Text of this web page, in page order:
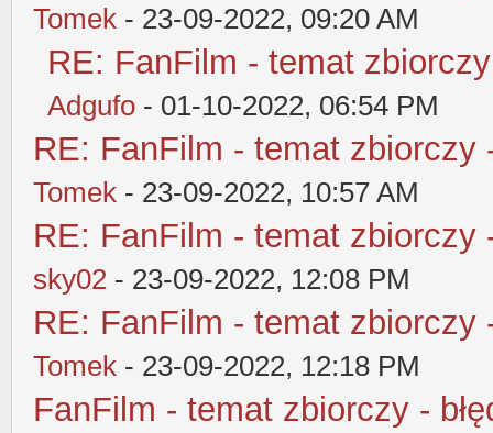
Tomek - 23-09-2022, 09:20 AM
RE: FanFilm - temat
Adgufo - 01-10-2022, 06:54 PM
RE: FanFilm - temat zbiorczy
Tomek - 23-09-2022, 10:57 AM
RE: FanFilm - temat zbiorczy
sky02 - 23-09-2022, 12:08 PM
RE: FanFilm - temat zbiorczy
Tomek - 23-09-2022, 12:18 PM
FanFilm - temat zbiorczy -